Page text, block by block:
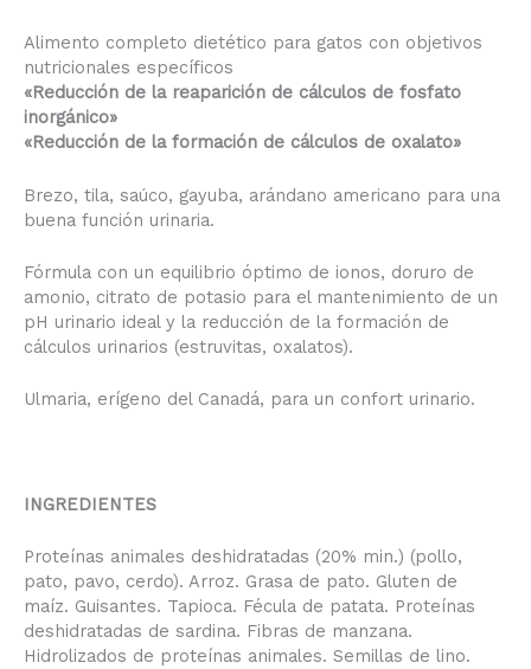
Alimento completo dietético para gatos con objetivos
nutricionales específicos
«Reducción de la reaparición de cálculos de fosfato
inorgánico»
«Reducción de la formación de cálculos de oxalato»
Brezo, tila, saúco, gayuba, arándano americano para una
buena función urinaria.
Fórmula con un equilibrio óptimo de ionos, doruro de
amonio, citrato de potasio para el mantenimiento de un
pH urinario ideal y la reducción de la formación de
cálculos urinarios (estruvitas, oxalatos).
Ulmaria, erígeno del Canadá, para un confort urinario.
INGREDIENTES
Proteínas animales deshidratadas (20% min.) (pollo,
pato, pavo, cerdo). Arroz. Grasa de pato. Gluten de
maíz. Guisantes. Tapioca. Fécula de patata. Proteínas
deshidratadas de sardina. Fibras de manzana.
Hidrolizados de proteínas animales. Semillas de lino.